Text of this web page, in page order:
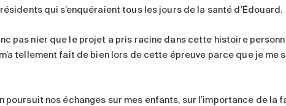
qui s’enquéraient tous les jours de la santé d’Édouard.
pas nier que le projet a pris racine dans cette histoire
tellement fait de bien lors de cette épreuve parce que je me
poursuit nos échanges sur mes enfants, sur l’importance de